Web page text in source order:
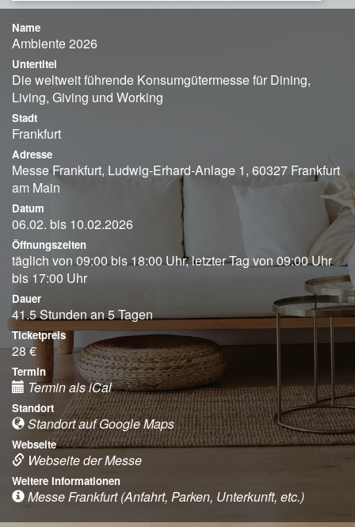
Name
Ambiente 2026
Untertitel
Die weltweit führende Konsumgütermesse für Dining,
Living, Giving und Working
Stadt
Frankfurt
Adresse
Messe Frankfurt, Ludwig-Erhard-Anlage 1, 60327 Frankfurt
am Main
Datum
06.02. bis 10.02.2026
Öffnungszeiten
täglich von 09:00 bis 18:00 Uhr, letzter Tag von 09:00 Uhr
bis 17:00 Uhr
Dauer
41.5 Stunden an 5 Tagen
Ticketpreis
28 €
Termin
Termin als iCal
Standort
Standort auf Google Maps
Webseite
Webseite der Messe
Weitere Informationen
Messe Frankfurt (Anfahrt, Parken, Unterkunft, etc.)